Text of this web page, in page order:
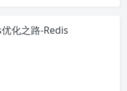
化之路-Redis